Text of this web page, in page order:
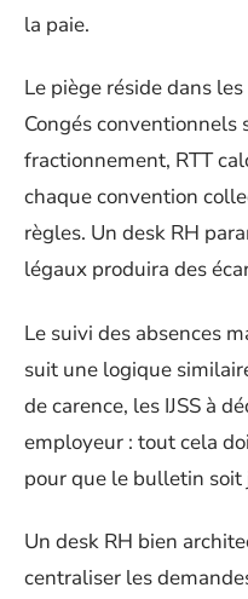
la paie.
Le piège réside dans
Congés
fractionnement, RTT
chaque convention
règles. Un desk RH
légaux produira des
Le suivi des absences
suit une logique
de carence, les IJSS à
employeur : tout cela
pour que le bulletin
Un desk RH bien
centraliser les